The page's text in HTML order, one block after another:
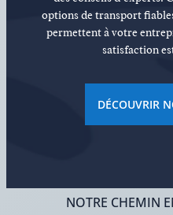
options de transport
permettent à votre
satisfaction
DÉCOUVRIR
NOTRE CHEMIN